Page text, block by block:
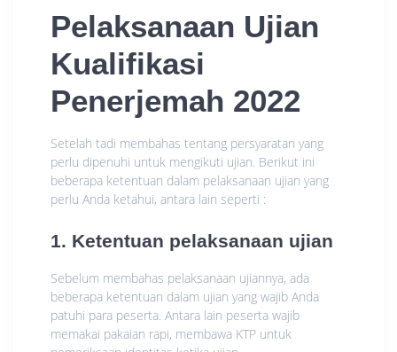
Pelaksanaan Ujian
Kualifikasi
Penerjemah 2022
Setelah tadi membahas tentang persyaratan yang
perlu dipenuhi untuk mengikuti ujian. Berikut ini
beberapa ketentuan dalam pelaksanaan ujian yang
perlu Anda ketahui, antara lain seperti :
1. Ketentuan pelaksanaan ujian
Sebelum membahas pelaksanaan ujiannya, ada
beberapa ketentuan dalam ujian yang wajib Anda
patuhi para peserta. Antara lain peserta wajib
memakai pakaian rapi, membawa KTP untuk